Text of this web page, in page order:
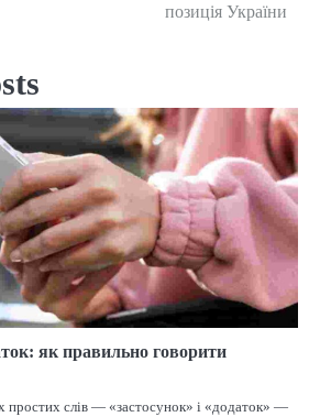
позиція України
як правильно говорити
простих слів — «застосунок» і «додаток» —